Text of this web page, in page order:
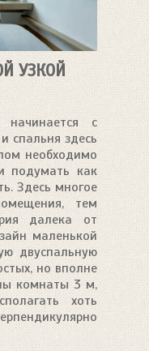
УЗКОЙ
с
спальня здесь
необходимо
подумать как
Здесь многое
тем
далека от
маленькой
двуспальную
но вполне
комнаты 3 м,
хоть